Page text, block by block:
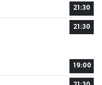
21:30
21:30
19:00